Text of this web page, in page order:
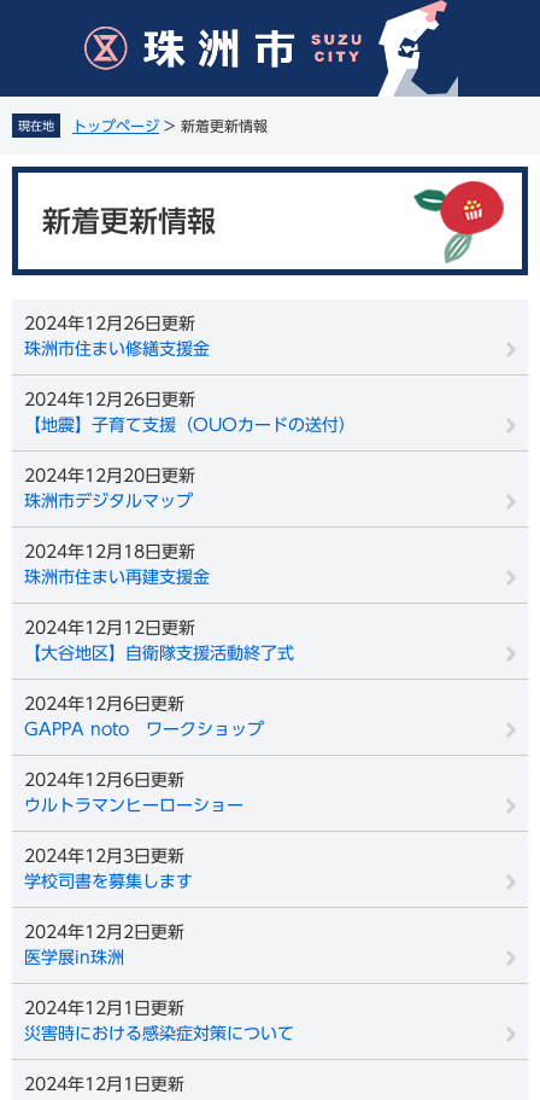
先
頭
で
を
飛
ば
現在地 トップページ > 新着更新情報
新着更新情報
2024年12月26日更新
珠洲市住まい修繕支援金
2024年12月26日更新
【地震】子育て支援（OUOカードの送付）
2024年12月20日更新
珠洲市デジタルマップ
2024年12月18日更新
珠洲市住まい再建支援金
2024年12月12日更新
【大谷地区】自衛隊支援活動終了式
2024年12月6日更新
GAPPA noto ワークショップ
2024年12月6日更新
ウルトラマンヒーローショー
2024年12月3日更新
学校司書を募集します
2024年12月2日更新
医学展in珠洲
2024年12月1日更新
災害時における感染症対策について
2024年12月1日更新